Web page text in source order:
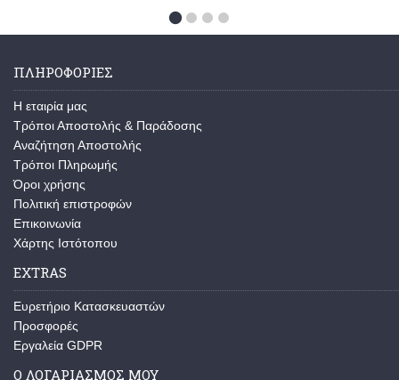
ΠΛΗΡΟΦΟΡΙΕΣ
Η εταιρία μας
Τρόποι Αποστολής & Παράδοσης
Αναζήτηση Αποστολής
Τρόποι Πληρωμής
Όροι χρήσης
Πολιτική επιστροφών
Επικοινωνία
Χάρτης Ιστότοπου
EXTRAS
Ευρετήριο Κατασκευαστών
Προσφορές
Εργαλεία GDPR
Ο ΛΟΓΑΡΙΑΣΜΟΣ ΜΟΥ